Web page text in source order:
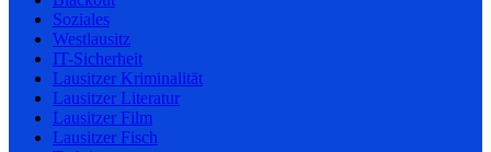
Soziales
Westlausitz
IT-Sicherheit
Lausitzer Kriminalität
Lausitzer Literatur
Lausitzer Film
Lausitzer Fisch